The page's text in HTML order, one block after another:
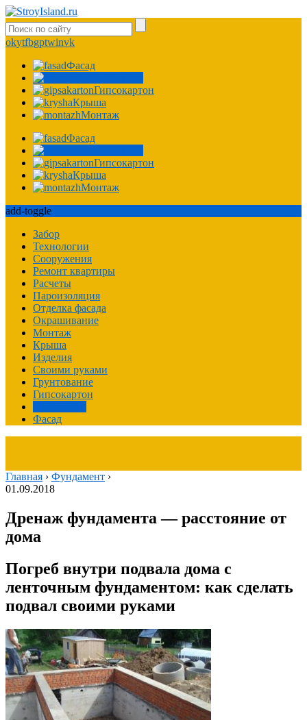
okytfbgptwinvk
Фасад
Гипсокартон
Крыша
Монтаж
Фасад
Гипсокартон
Крыша
Монтаж
add-toggle
Забор
Технологии
Сооружения
Ремонт квартиры
Расчеты
Пароизоляция
Отделка фасада
Окрашивание
Монтаж
Крыша
Изделия
Своими руками
Грунтование
Гипсокартон
Фасад
Главная › Фундамент ›
01.09.2018
Дренаж фундамента — расстояние от
дома
Погреб внутри подвала дома с
ленточным фундаментом: как сделать
подвал своими руками